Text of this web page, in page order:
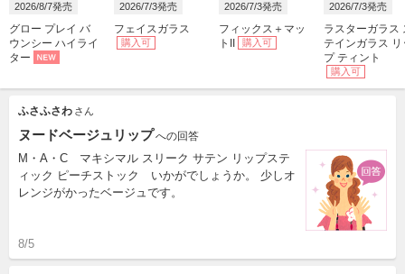
2026/8/7発売
グロー プレイ バ
ウンシー ハイライ
ター
2026/7/3発売
フェイスガラス
購入可
2026/7/3発売
フィックス＋マッ
トII
購入可
2026/7/3発売
ラスターガラス
テインガラス リ
プ ティント
購入可
ふさふさわ さん
ヌードベージュリップへの回答
M・A・C マキシマル スリーク サテン リップステ
ィック ピーチストック いかがでしょうか。 少しオ
レンジがかったベージュです。
8/5